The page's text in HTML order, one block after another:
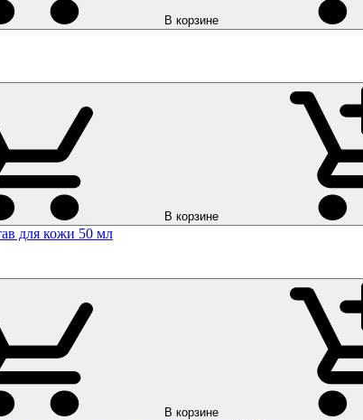
В корзине
В корзине
для кожи 50 мл
В корзине